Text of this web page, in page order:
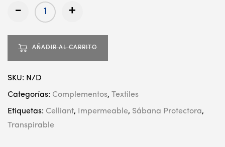
- +
AÑADIR AL CARRITO
SKU: N/D
Categorías: Complementos, Textiles
Etiquetas: Celliant, Impermeable, Sábana Protectora,
Transpirable